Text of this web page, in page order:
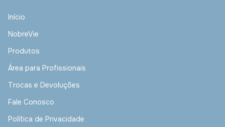
Início
NobreVie
Produtos
Área para Profissionais
Trocas e Devoluções
Fale Conosco
Política de Privacidade